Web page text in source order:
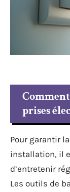
prises
Pour garantir
installation, il
d’entretenir
Les outils de